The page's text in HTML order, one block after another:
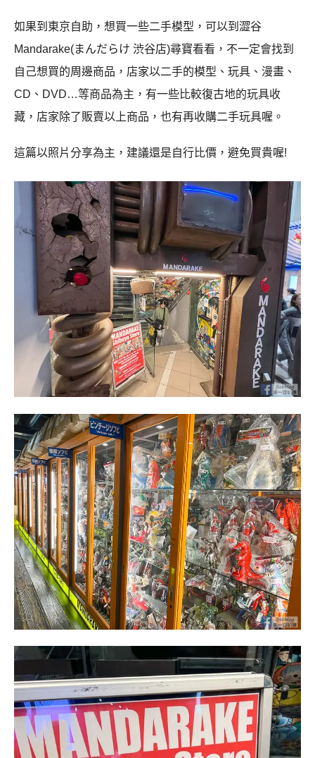
如果到東京自助，想買一些二手模型，可以到澀谷
Mandarake(まんだらけ 渋谷店)尋寶看看，不一定會找到
自己想買的周邊商品，店家以二手的模型、玩具、漫畫、
CD、DVD…等商品為主，有一些比較復古地的玩具收
藏，店家除了販賣以上商品，也有再收購二手玩具喔。
這篇以照片分享為主，建議還是自行比價，避免買貴喔!